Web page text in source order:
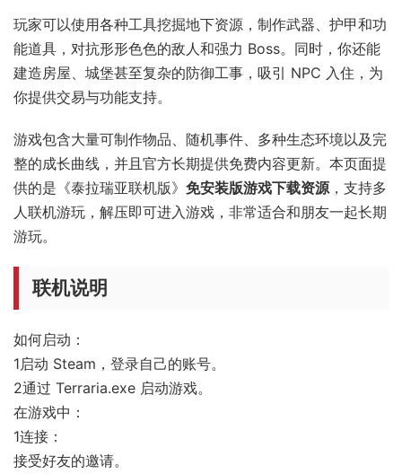
玩家可以使用各种工具挖掘地下资源，制作武器、护甲和功
能道具，对抗形形色色的敌人和强力 Boss。同时，你还能
建造房屋、城堡甚至复杂的防御工事，吸引 NPC 入住，为
你提供交易与功能支持。
游戏包含大量可制作物品、随机事件、多种生态环境以及完
整的成长曲线，并且官方长期提供免费内容更新。本页面提
供的是《泰拉瑞亚联机版》 免安装版游戏下载资源 ，支持多
人联机游玩，解压即可进入游戏，非常适合和朋友一起长期
游玩。
联机说明
如何启动：
1启动 Steam，登录自己的账号。
2通过 Terraria.exe 启动游戏。
在游戏中：
1连接：
接受好友的邀请。